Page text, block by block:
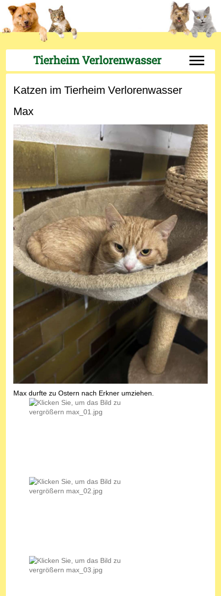
Tierheim Verlorenwasser Off-
Katzen im Tierheim Verlorenwasser
Max
Max durfte zu Ostern nach Erkner umziehen.